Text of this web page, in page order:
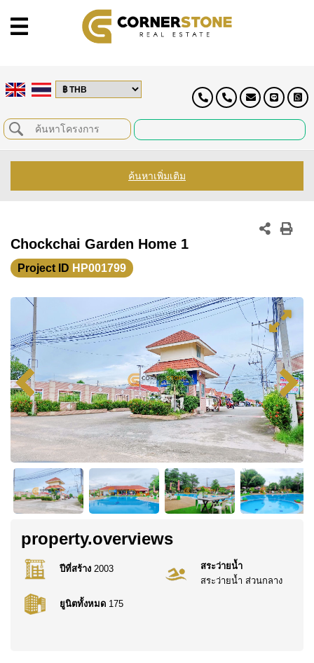
ค้นหาเพิ่มเติม
Chockchai Garden Home 1
Project ID HP001799
property.overviews
ปีที่สร้าง 2003
ยูนิตทั้งหมด 175
สระว่ายน้ำ
สระว่ายน้ำ ส่วนกลาง